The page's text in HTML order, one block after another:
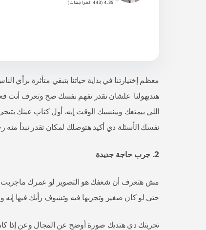
4.85 (443 المراجعات)
معظم إختيارتنا في بداية حياتنا بتبقي متأثرة برأي
هتديهولنا. علشان تقدر تفهم نفسك صح وتعرف أنت
اللي بيمتعك وبينسيك الوقت إيه، أول كتاب عينك
نفسك الأسئلة دي أكيد هتوصلك لمكان تقدر تبدأ
2. جربحاجةجديدة
مش هتعرف أن شغفك هو التصوير لو عمرك
حتي لو كان صغير وتجربها فيه وتشوف رأيك فيها إيه
تجربتك دي هتديك صورة أوضح عن المجال وعن إذا